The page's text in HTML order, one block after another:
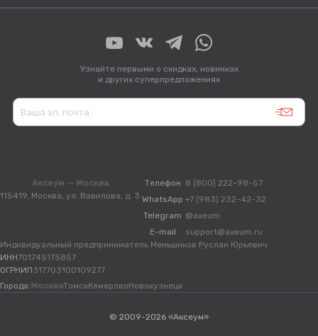
Узнайте первыми о скидках, новинках
и других суперпредложениях
Аксеум — Москва
115419, Москва, ул. Вавилова, д. 3
Телефон 8 (800) 222-98-57
WhatsApp +7 (983) 232-42-32
Telegram @axeum
E-mail
support@axeum.ru
Индивидуальный предприниматель Меньшиков Руслан Юрьевич
ИНН701745175857
ОГРНИП317703100109277
Города: МоскваТомскКемеровоНовокузнецк
© 2009-2026 «Аксеум»